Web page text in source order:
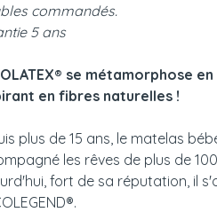
commandés.
5 ans
se métamorphose en
en fibres naturelles !
plus de 15 ans, le matelas
les rêves de plus de
fort de sa réputation, il